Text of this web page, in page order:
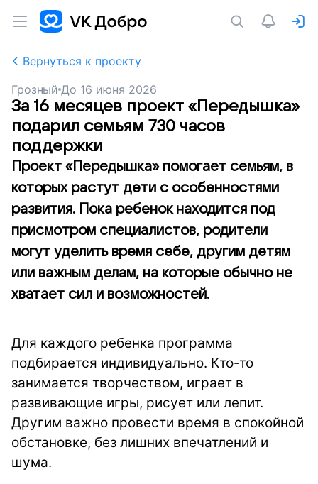
Вернуться к проекту
Грозный До 16 июня 2026
За 16 месяцев проект «Передышка»
подарил семьям 730 часов
поддержки
Проект «Передышка» помогает семьям, в
которых растут дети с особенностями
развития. Пока ребенок находится под
присмотром специалистов, родители
могут уделить время себе, другим детям
или важным делам, на которые обычно не
хватает сил и возможностей.
Для каждого ребенка программа
подбирается индивидуально. Кто-то
занимается творчеством, играет в
развивающие игры, рисует или лепит.
Другим важно провести время в спокойной
обстановке, без лишних впечатлений и
шума.